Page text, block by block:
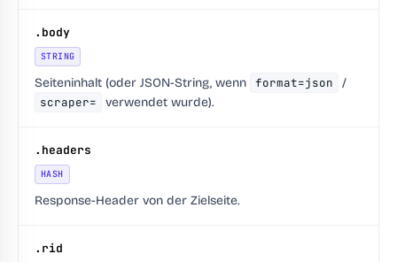
.body
STRING
Seiteninhalt (oder JSON-String, wenn format=json
/
scraper=
verwendet wurde).
.headers
HASH
Response-Header von der Zielseite.
.rid